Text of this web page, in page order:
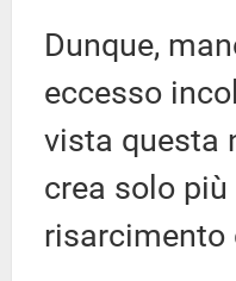
Dunque,
eccesso
vista questa
crea solo
risarcimento